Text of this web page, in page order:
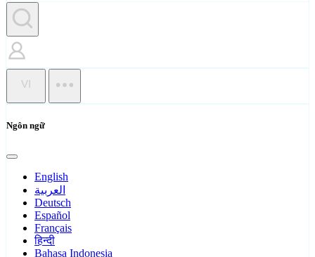
VI
Ngôn ngữ
English
العربية
Deutsch
Español
Français
हिन्दी
Bahasa Indonesia